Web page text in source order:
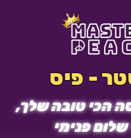
- פיס
הכי טובה שלך,
פנימי